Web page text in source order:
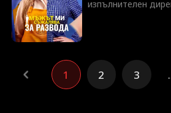
изпълнителен
на хотела. Докато
изкачва по
любов, Сесилия, се
1 2 3